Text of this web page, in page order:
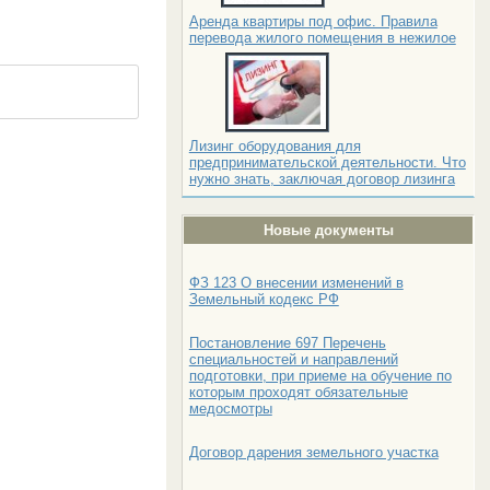
Аренда квартиры под офис. Правила
перевода жилого помещения в нежилое
Лизинг оборудования для
предпринимательской деятельности. Что
нужно знать, заключая договор лизинга
Новые документы
ФЗ 123 О внесении изменений в
Земельный кодекс РФ
Постановление 697 Перечень
специальностей и направлений
подготовки, при приеме на обучение по
которым проходят обязательные
медосмотры
Договор дарения земельного участка